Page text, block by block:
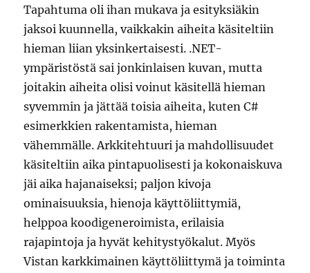
Tapahtuma oli ihan mukava ja esityksiäkin
jaksoi kuunnella, vaikkakin aiheita käsiteltiin
hieman liian yksinkertaisesti. .NET-
ympäristöstä sai jonkinlaisen kuvan, mutta
joitakin aiheita olisi voinut käsitellä hieman
syvemmin ja jättää toisia aiheita, kuten C#
esimerkkien rakentamista, hieman
vähemmälle. Arkkitehtuuri ja mahdollisuudet
käsiteltiin aika pintapuolisesti ja kokonaiskuva
jäi aika hajanaiseksi; paljon kivoja
ominaisuuksia, hienoja käyttöliittymiä,
helppoa koodigeneroimista, erilaisia
rajapintoja ja hyvät kehitystyökalut. Myös
Vistan karkkimainen käyttöliittymä ja toiminta